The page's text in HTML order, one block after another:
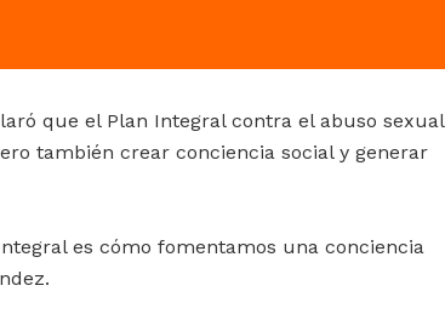
que el Plan Integral contra el abuso sexual
también crear conciencia social y generar
es cómo fomentamos una conciencia